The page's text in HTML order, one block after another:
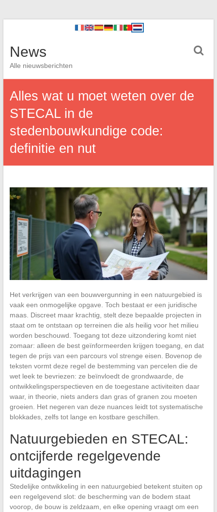
News
Alle nieuwsberichten
Alles wat u moet weten over de
STECAL in de
stedenbouwkundige code:
definitie en nut
Het verkrijgen van een bouwvergunning in een natuurgebied is
vaak een onmogelijke opgave. Toch bestaat er een juridische
maas. Discreet maar krachtig, stelt deze bepaalde projecten in
staat om te ontstaan op terreinen die als heilig voor het milieu
worden beschouwd. Toegang tot deze uitzondering komt niet
zomaar: alleen de best geïnformeerden krijgen toegang, en dat
tegen de prijs van een parcours vol strenge eisen. Bovenop de
teksten vormt deze regel de bestemming van percelen die de
wet leek te bevriezen: ze beïnvloedt de grondwaarde, de
ontwikkelingsperspectieven en de toegestane activiteiten daar
waar, in theorie, niets anders dan gras of granen zou moeten
groeien. Het negeren van deze nuances leidt tot systematische
blokkades, zelfs tot lange en kostbare geschillen.
Natuurgebieden en STECAL:
ontcijferde regelgevende
uitdagingen
Stedelijke ontwikkeling in een natuurgebied betekent stuiten op
een regelgevend slot: de bescherming van de bodem staat
voorop, de bouw is zeldzaam, en elke opening vraagt om een